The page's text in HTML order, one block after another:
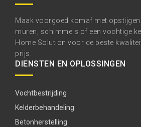
Maak voorgoed komaf met
muren, schimmels of een vochtige
Home Solution voor de beste
prijs.
DIENSTEN EN OPLOSSINGEN
Vochtbestrijding
Kelderbehandeling
Betonherstelling